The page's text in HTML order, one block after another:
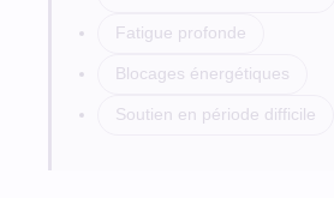
Fatigue profonde
Blocages énergétiques
Soutien en période difficile